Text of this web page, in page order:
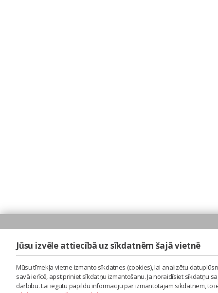
Jūsu izvēle attiecībā uz sīkdatnēm šajā vietnē
Mūsu tīmekļa vietne izmanto sīkdatnes (cookies), lai analizētu
savā ierīcē, apstipriniet sīkdatņu izmantošanu. Ja noraidīsiet sīkdatņu
darbību. Lai iegūtu papildu informāciju par izmantotajām sīkdatnēm,